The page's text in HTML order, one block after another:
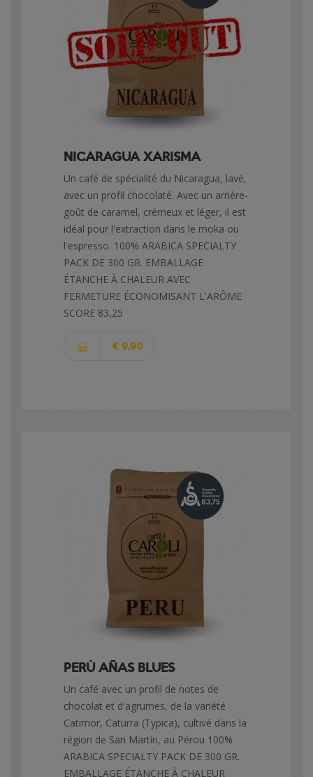
NICARAGUA XARISMA
Un café de spécialité du Nicaragua, lavé,
avec un profil chocolaté. Avec un arrière-
goût de caramel, crémeux et léger, il est
idéal pour l'extraction dans le moka ou
l'espresso. 100% ARABICA SPECIALTY
PACK DE 300 GR. EMBALLAGE
ÉTANCHE À CHALEUR AVEC
FERMETURE ÉCONOMISANT L'ARÔME
SCORE 83,25
€ 9,90
PERÙ AÑAS BLUES
Un café avec un profil de notes de
chocolat et d'agrumes, de la variété
Catimor, Caturra (Typica), cultivé dans la
région de San Martín, au Pérou 100%
ARABICA SPECIALTY PACK DE 300 GR.
EMBALLAGE ÉTANCHE À CHALEUR